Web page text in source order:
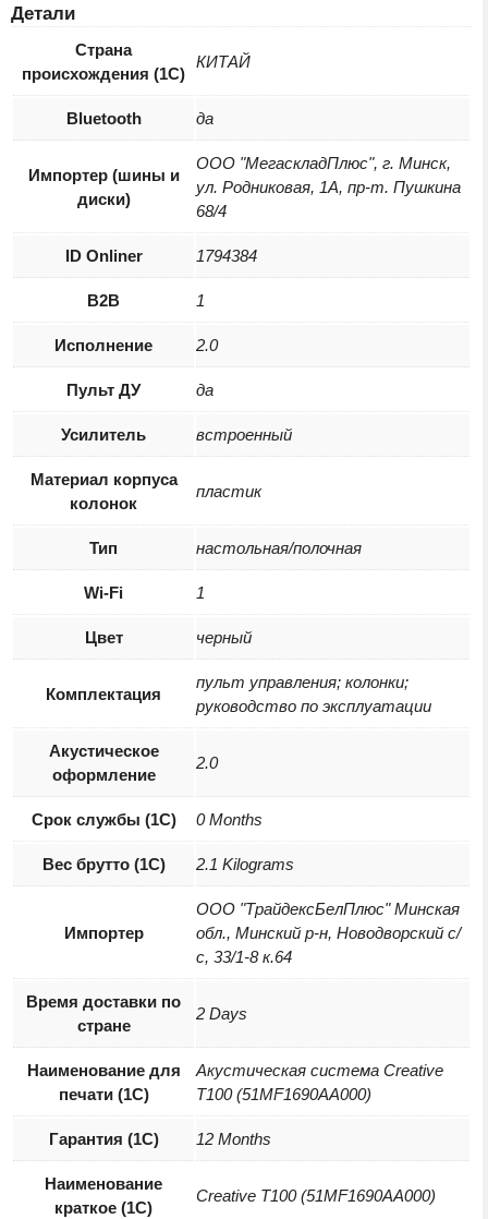
Детали
Страна
происхождения (1С)
КИТАЙ
Bluetooth да
Импортер (шины и
диски)
ООО "МегаскладПлюс", г. Минск,
ул. Родниковая, 1А, пр-т. Пушкина
68/4
ID Onliner 1794384
B2B 1
Исполнение 2.0
Пульт ДУ да
Усилитель встроенный
Материал корпуса
колонок
пластик
Тип настольная/полочная
Wi-Fi 1
Цвет черный
Комплектация
пульт управления; колонки;
руководство по эксплуатации
Акустическое
оформление
2.0
Срок службы (1С) 0 Months
Вес брутто (1С) 2.1 Kilograms
Импортер
ООО "ТрайдексБелПлюс" Минская
обл., Минский р-н, Новодворский с/
с, 33/1-8 к.64
Время доставки по
стране
2 Days
Наименование для
печати (1С)
Акустическая система Creative
T100 (51MF1690AA000)
Гарантия (1С) 12 Months
Наименование
краткое (1C)
Creative T100 (51MF1690AA000)